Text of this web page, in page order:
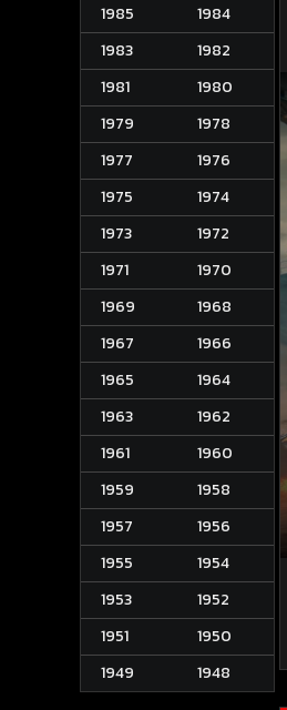
1985
1984
1983
1982
1981
1980
1979
1978
1977
1976
1975
1974
1973
1972
1971
1970
1969
1968
1967
1966
1965
1964
1963
1962
1961
1960
1959
1958
1957
1956
1955
1954
1953
1952
1951
1950
1949
1948